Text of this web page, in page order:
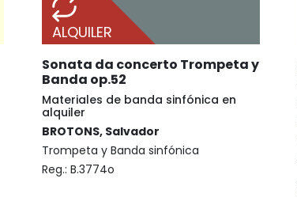
ALQUILER
Sonata da concerto Trompeta y
Banda op.52
Materiales de banda sinfónica en
alquiler
BROTONS, Salvador
Trompeta y Banda sinfónica
Reg.: B.3774o